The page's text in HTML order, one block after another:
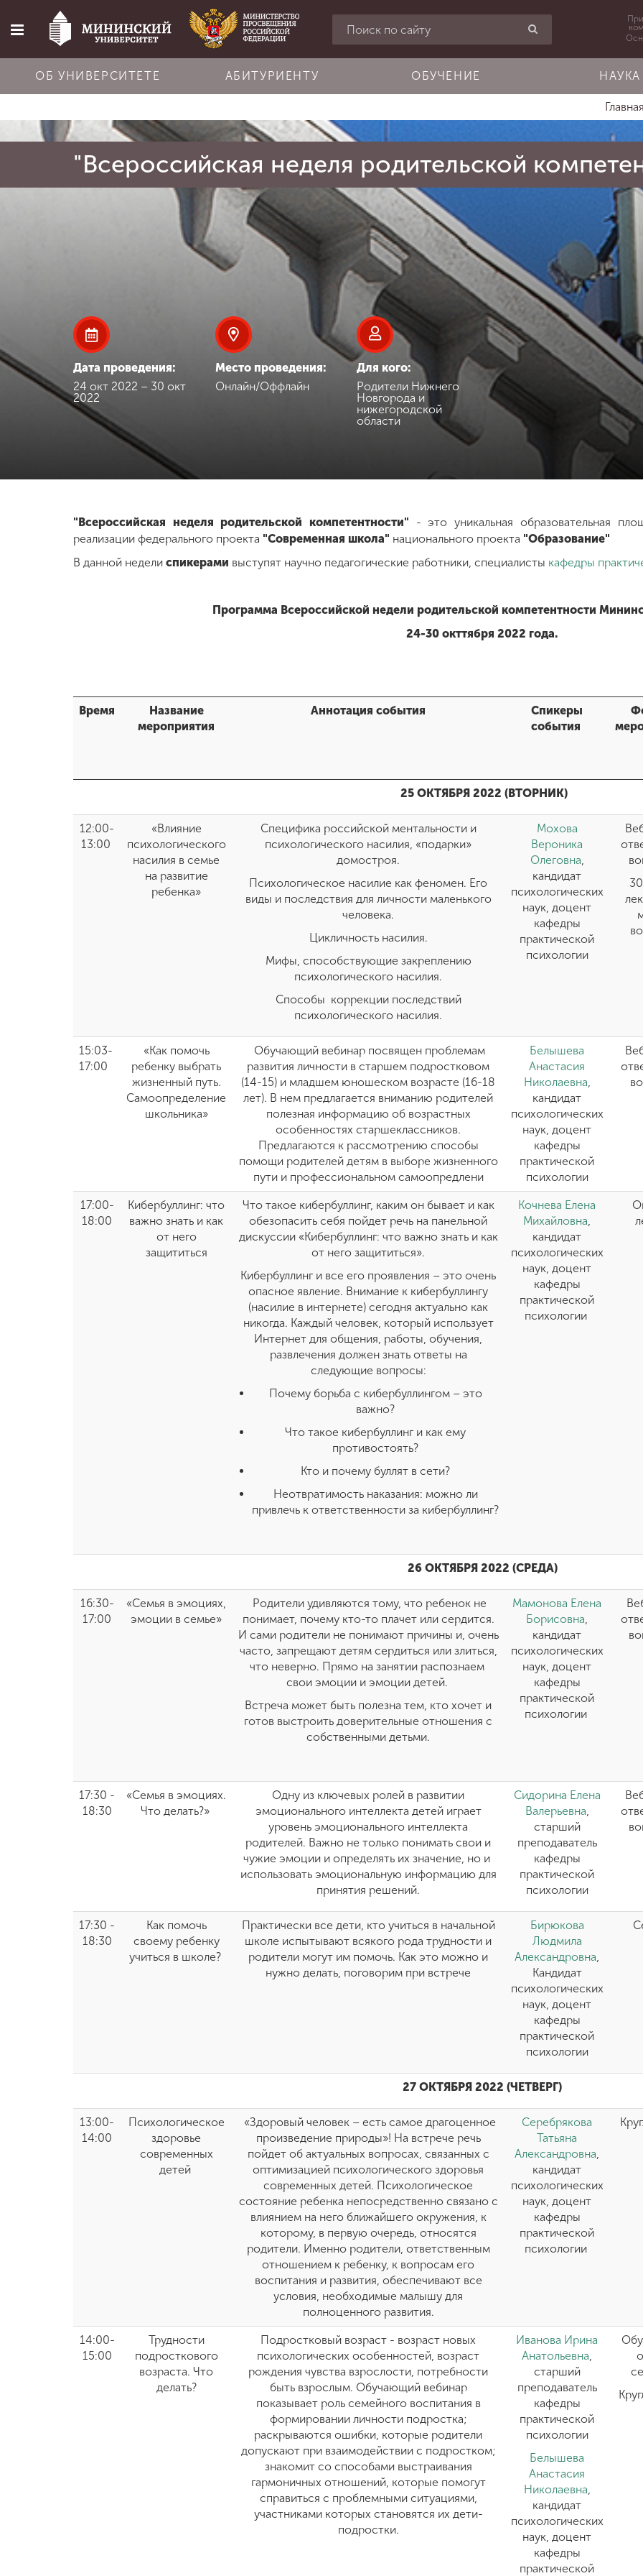
Главная
Об университете
Международная
деятельность
Другие виды
деятельности
жизнь
Сведения об
образовательной
организации
ОБ УНИВЕРСИТЕТЕ АБИТУРИЕНТУ ОБУЧЕНИЕ НАУКА
Главная
"Всероссийская неделя родительской
Дата проведения:
24 окт 2022 – 30 окт
2022
Место проведения:
Онлайн/Оффлайн
Для кого:
Родители Нижнего
Новгорода и
нижегородской
области
"Всероссийская неделя родительской компетентности" - это уникальная образовательная
реализации федерального проекта "Современная школа" национального проекта "Образование"
В данной недели спикерами выступят научно педагогические работники, специалисты кафедры
Программа Всероссийской недели родительской компетентности
24-30 окттября 2022 года.
Время
Название
мероприятия
Аннотация события
Спикеры
события
25 ОКТЯБРЯ 2022 (ВТОРНИК)
12:00-
13:00
«Влияние
психологического
насилия в семье
на развитие
ребенка»
Специфика российской ментальности и
психологического насилия, «подарки»
домостроя.
Психологическое насилие как феномен. Его
виды и последствия для личности маленького
человека.
Цикличность насилия.
Мифы, способствующие закреплению
психологического насилия.
Способы коррекции последствий
психологического насилия.
Мохова
Вероника
Олеговна,
кандидат
психологических
наук, доцент
кафедры
практической
психологии
15:03-
17:00
«Как помочь
ребенку выбрать
жизненный путь.
Самоопределение
школьника»
Обучающий вебинар посвящен проблемам
развития личности в старшем подростковом
(14-15) и младшем юношеском возрасте (16-18
лет). В нем предлагается вниманию родителей
полезная информацию об возрастных
особенностях старшеклассников.
Предлагаются к рассмотрению способы
помощи родителей детям в выборе жизненного
пути и профессиональном самоопредлени
Белышева
Анастасия
Николаевна,
кандидат
психологических
наук, доцент
кафедры
практической
психологии
17:00-
18:00
Кибербуллинг: что
важно знать и как
от него
защититься
Что такое кибербуллинг, каким он бывает и как
обезопасить себя пойдет речь на панельной
дискуссии «Кибербуллинг: что важно знать и как
от него защититься».
Кибербуллинг и все его проявления – это очень
опасное явление. Внимание к кибербуллингу
(насилие в интернете) сегодня актуально как
никогда. Каждый человек, который использует
Интернет для общения, работы, обучения,
развлечения должен знать ответы на
следующие вопросы:
Почему борьба с кибербуллингом – это
важно?
Что такое кибербуллинг и как ему
противостоять?
Кто и почему буллят в сети?
Неотвратимость наказания: можно ли
привлечь к ответственности за кибербуллинг?
Кочнева Елена
Михайловна,
кандидат
психологических
наук, доцент
кафедры
практической
психологии
26 ОКТЯБРЯ 2022 (СРЕДА)
16:30-
17:00
«Семья в эмоциях,
эмоции в семье»
Родители удивляются тому, что ребенок не
понимает, почему кто-то плачет или сердится.
И сами родители не понимают причины и, очень
часто, запрещают детям сердиться или злиться,
что неверно. Прямо на занятии распознаем
свои эмоции и эмоции детей.
Встреча может быть полезна тем, кто хочет и
готов выстроить доверительные отношения с
собственными детьми.
Мамонова Елена
Борисовна,
кандидат
психологических
наук, доцент
кафедры
практической
психологии
17:30 -
18:30
«Семья в эмоциях.
Что делать?»
Одну из ключевых ролей в развитии
эмоционального интеллекта детей играет
уровень эмоционального интеллекта
родителей. Важно не только понимать свои и
чужие эмоции и определять их значение, но и
использовать эмоциональную информацию для
принятия решений.
Сидорина Елена
Валерьевна,
старший
преподаватель
кафедры
практической
психологии
17:30 -
18:30
Как помочь
своему ребенку
учиться в школе?
Практически все дети, кто учиться в начальной
школе испытывают всякого рода трудности и
родители могут им помочь. Как это можно и
нужно делать, поговорим при встрече
Бирюкова
Людмила
Александровна,
Кандидат
психологических
наук, доцент
кафедры
практической
психологии
27 ОКТЯБРЯ 2022 (ЧЕТВЕРГ)
13:00-
14:00
Психологическое
здоровье
современных
детей
«Здоровый человек – есть самое драгоценное
произведение природы»! На встрече речь
пойдет об актуальных вопросах, связанных с
оптимизацией психологического здоровья
современных детей. Психологическое
состояние ребенка непосредственно связано с
влиянием на него ближайшего окружения, к
которому, в первую очередь, относятся
родители. Именно родители, ответственным
отношением к ребенку, к вопросам его
воспитания и развития, обеспечивают все
условия, необходимые малышу для
полноценного развития.
Серебрякова
Татьяна
Александровна,
кандидат
психологических
наук, доцент
кафедры
практической
психологии
14:00-
15:00
Трудности
подросткового
возраста. Что
делать?
Подростковый возраст - возраст новых
психологических особенностей, возраст
рождения чувства взрослости, потребности
быть взрослым. Обучающий вебинар
показывает роль семейного воспитания в
формировании личности подростка;
раскрываются ошибки, которые родители
допускают при взаимодействии с подростком;
знакомит со способами выстраивания
гармоничных отношений, которые помогут
справиться с проблемными ситуациями,
участниками которых становятся их дети-
подростки.
Иванова Ирина
Анатольевна,
старший
преподаватель
кафедры
практической
психологии
Белышева
Анастасия
Николаевна,
кандидат
психологических
наук, доцент
кафедры
практической